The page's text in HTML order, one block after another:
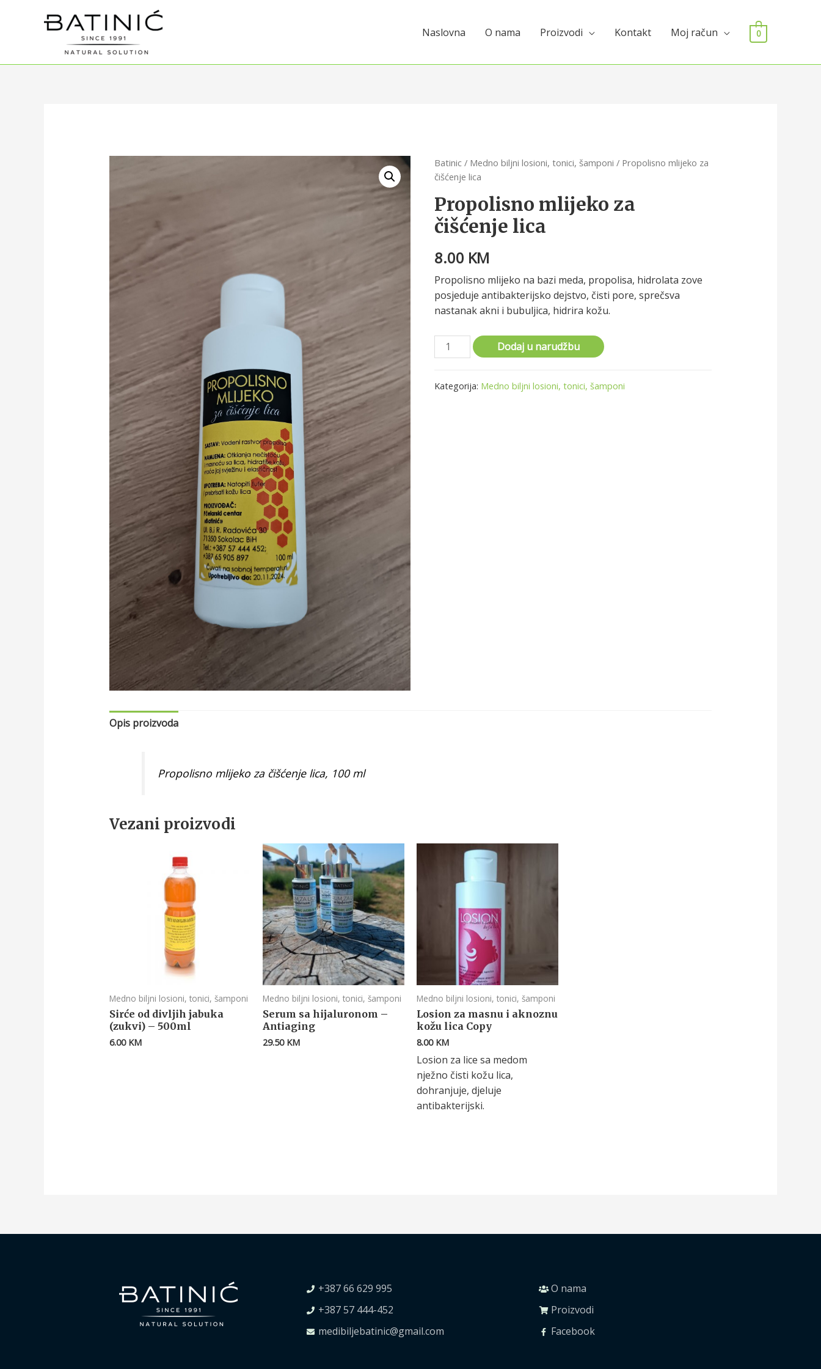
Naslovna O nama Proizvodi Kontakt Moj račun 0
Batinic / Medno biljni losioni, tonici, šamponi / Propolisno mlijeko za
čišćenje lica
Propolisno mlijeko za
čišćenje lica
8.00 KM
Propolisno mlijeko na bazi meda, propolisa, hidrolata zove
posjeduje antibakterijsko dejstvo, čisti pore, sprečsva
nastanak akni i bubuljica, hidrira kožu.
Dodaj u narudžbu
Kategorija: Medno biljni losioni, tonici, šamponi
Opis proizvoda
Propolisno mlijeko za čišćenje lica, 100 ml
Vezani proizvodi
Medno biljni losioni, tonici, šamponi
Sirće od divljih jabuka
(zukvi) – 500ml
6.00 KM
Medno biljni losioni, tonici, šamponi
Serum sa hijaluronom –
Antiaging
29.50 KM
Medno biljni losioni, tonici, šamponi
Losion za masnu i aknoznu
kožu lica Copy
8.00 KM
Losion za lice sa medom
nježno čisti kožu lica,
dohranjuje, djeluje
antibakterijski.
+387 66 629 995
+387 57 444-452
medibiljebatinic@gmail.com
O nama
Proizvodi
Facebook